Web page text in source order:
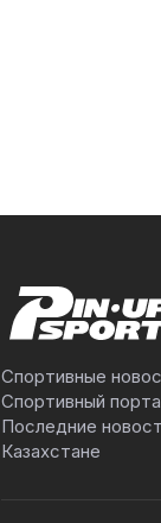
Спортивные
Спортивный
Последние
Казахстане